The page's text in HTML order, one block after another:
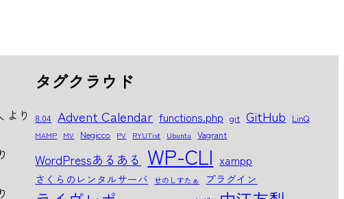
より
タグクラウド
8.04 Advent Calendar functions.php git GitHub LinQ
MAMP MV Negicco PV RYUTist Ubuntu Vagrant
WordPressあるある WP-CLI xampp
さくらのレンタルサーバ せのしすたぁ プラグイン